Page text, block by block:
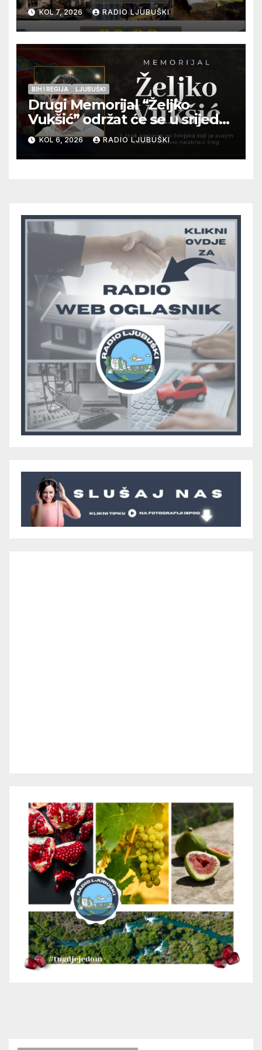
pogibije generala Blaža
Kraljevića i osmorice
pripadnika HOS-a
KOL 7, 2026 RADIO LJUBUŠKI
BIH I REGIJA LJUBUŠKI
Drugi Memorijal “Željko
Vukšić” održat će se u srijedu
12. kolovoza u Otoku
KOL 6, 2026 RADIO LJUBUŠKI